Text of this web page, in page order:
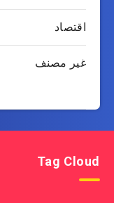
اقتصاد
غير مصنف
Tag Cloud